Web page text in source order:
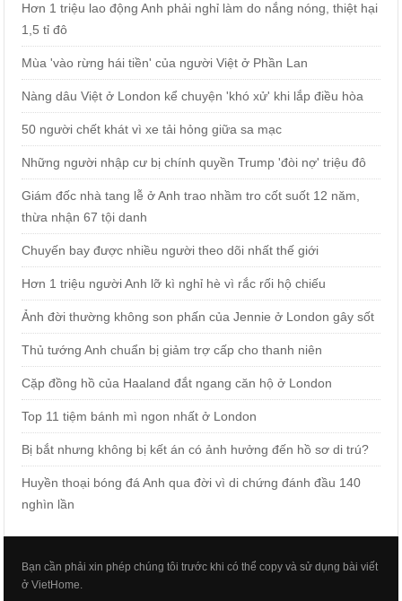
Hơn 1 triệu lao động Anh phải nghỉ làm do nắng nóng, thiệt hại
1,5 tỉ đô
Mùa 'vào rừng hái tiền' của người Việt ở Phần Lan
Nàng dâu Việt ở London kể chuyện 'khó xử' khi lắp điều hòa
50 người chết khát vì xe tải hỏng giữa sa mạc
Những người nhập cư bị chính quyền Trump 'đòi nợ' triệu đô
Giám đốc nhà tang lễ ở Anh trao nhầm tro cốt suốt 12 năm,
thừa nhận 67 tội danh
Chuyến bay được nhiều người theo dõi nhất thế giới
Hơn 1 triệu người Anh lỡ kì nghỉ hè vì rắc rối hộ chiếu
Ảnh đời thường không son phấn của Jennie ở London gây sốt
Thủ tướng Anh chuẩn bị giảm trợ cấp cho thanh niên
Cặp đồng hồ của Haaland đắt ngang căn hộ ở London
Top 11 tiệm bánh mì ngon nhất ở London
Bị bắt nhưng không bị kết án có ảnh hưởng đến hồ sơ di trú?
Huyền thoại bóng đá Anh qua đời vì di chứng đánh đầu 140
nghìn lần
Bạn cần phải xin phép chúng tôi trước khi có thể copy và sử dụng bài viết
ở VietHome.